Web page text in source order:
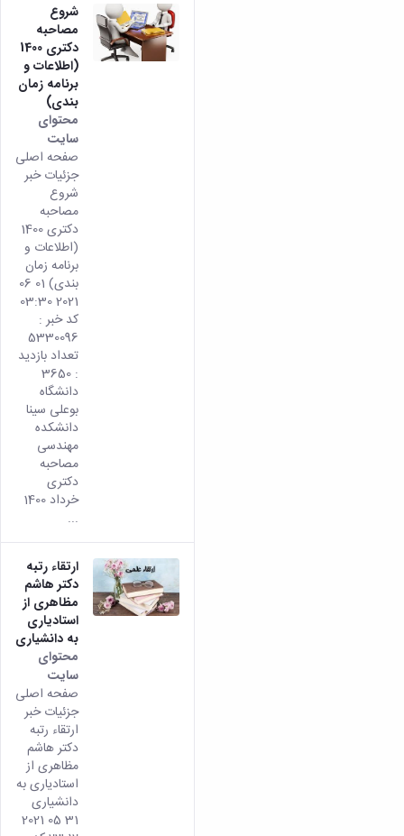
شروع
مصاحبه
دکتری 1400
(اطلاعات و
برنامه زمان
بندی)
محتوای
سایت
صفحه اصلی
جزئیات خبر
شروع
مصاحبه
دکتری 1400
(اطلاعات و
برنامه زمان
بندی) 01 06
2021 03:30
کد خبر :
5330096
تعداد بازدید
: 3650
دانشگاه
بوعلی سینا
دانشکده
مهندسی
مصاحبه
دکتری
خرداد 1400
...
ارتقاء رتبه
دکتر هاشم
مظاهری از
استادیاری
به دانشیاری
محتوای
سایت
صفحه اصلی
جزئیات خبر
ارتقاء رتبه
دکتر هاشم
مظاهری از
استادیاری به
دانشیاری
31 05 2021